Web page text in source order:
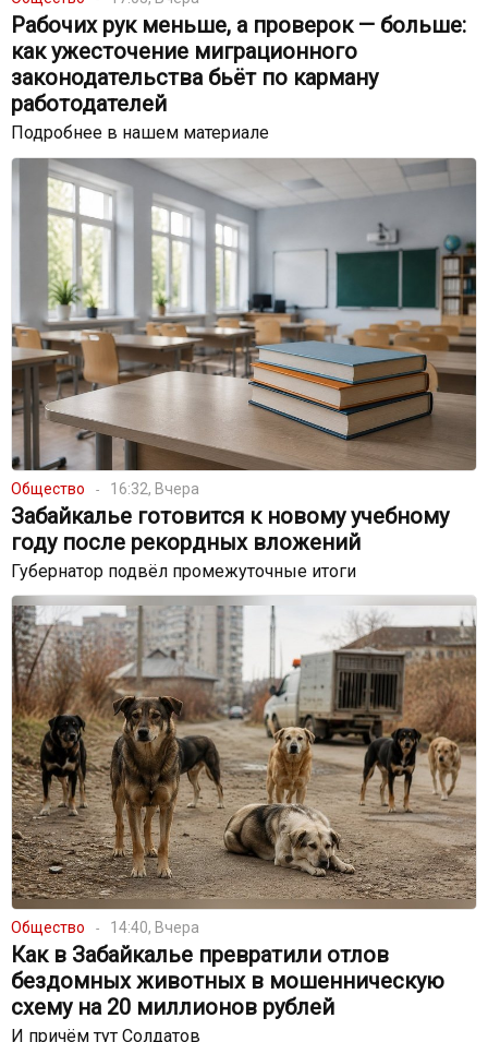
Рабочих рук меньше, а проверок — больше:
как ужесточение миграционного
законодательства бьёт по карману
работодателей
Подробнее в нашем материале
Общество 16:32, Вчера
Забайкалье готовится к новому учебному
году после рекордных вложений
Губернатор подвёл промежуточные итоги
Общество 14:40, Вчера
Как в Забайкалье превратили отлов
бездомных животных в мошенническую
схему на 20 миллионов рублей
И причём тут Солдатов